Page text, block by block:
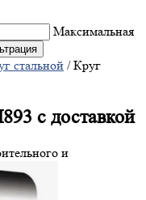
Максимальная
стальной / Круг
с доставкой
и